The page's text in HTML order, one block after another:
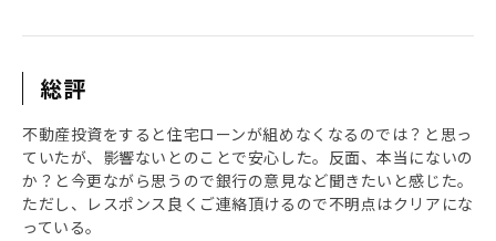
総評
不動産投資をすると住宅ローンが組めなくなるのでは？と思っ
ていたが、影響ないとのことで安心した。反面、本当にないの
か？と今更ながら思うので銀行の意見など聞きたいと感じた。
ただし、レスポンス良くご連絡頂けるので不明点はクリアにな
っている。